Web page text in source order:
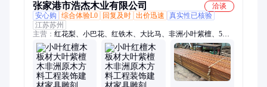
张家港市浩杰木业有限公司
洽谈
安心购
综合体验L0 回复及时 出价迅速
真实性已核验
江苏苏州
主营： 红花梨、小巴花、红铁木、大比马、非洲小叶紫檀、5号
木、沙比利、奥坎、塔立、鸡翅、巴蒂、绿柄桑、红樱桃、柚木
王、紫心木、菠萝格、南美柚木、黑檀、乌木、蛇纹木、微凹黄
檀、绒毛黄檀、厚瓣乌木、血檀、军刀豆